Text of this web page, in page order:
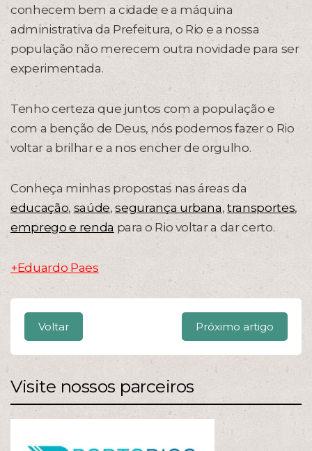
conhecem bem a cidade e a máquina
administrativa da Prefeitura, o Rio e a nossa
população não merecem outra novidade para ser
experimentada.
Tenho certeza que juntos com a população e
com a benção de Deus, nós podemos fazer o Rio
voltar a brilhar e a nos encher de orgulho.
Conheça minhas propostas nas áreas da
educação, saúde,segurança urbana,transportes,
emprego e renda para o Rio voltar a dar certo.
+Eduardo Paes
Voltar Próximo artigo
Visite nossos parceiros